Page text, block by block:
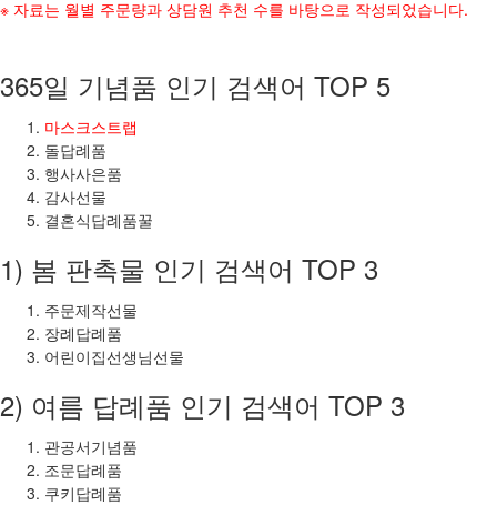
※ 자료는 월별 주문량과 상담원 추천 수를 바탕으로 작성되었습니다.
365일 기념품 인기 검색어 TOP 5
마스크스트랩
돌답례품
행사사은품
감사선물
결혼식답례품꿀
1) 봄 판촉물 인기 검색어 TOP 3
주문제작선물
장례답례품
어린이집선생님선물
2) 여름 답례품 인기 검색어 TOP 3
관공서기념품
조문답례품
쿠키답례품